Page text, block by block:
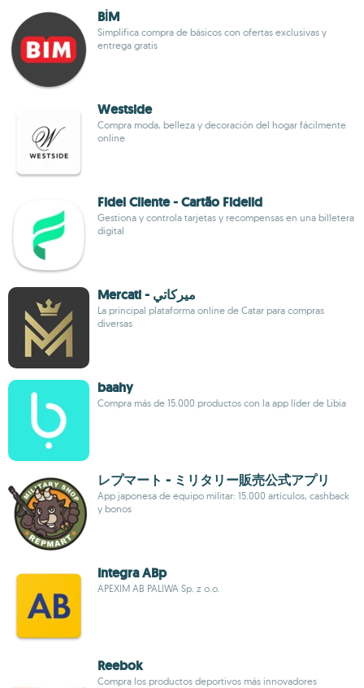
BİM
Simplifica compra de básicos con ofertas exclusivas y
entrega gratis
Westside
Compra moda, belleza y decoración del hogar fácilmente
online
Fidel Cliente - Cartão Fidelid
Gestiona y controla tarjetas y recompensas en una billetera
digital
Mercati - ميركاتي
La principal plataforma online de Catar para compras
diversas
baahy
Compra más de 15.000 productos con la app líder de Libia
レプマート - ミリタリー販売公式アプリ
App japonesa de equipo militar: 15.000 artículos, cashback
y bonos
Integra ABp
APEXIM AB PALIWA Sp. z o.o.
Reebok
Compra los productos deportivos más innovadores